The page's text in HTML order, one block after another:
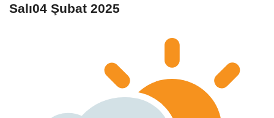
Salı04 Şubat 2025